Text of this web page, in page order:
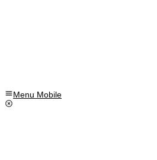
Menu Mobile